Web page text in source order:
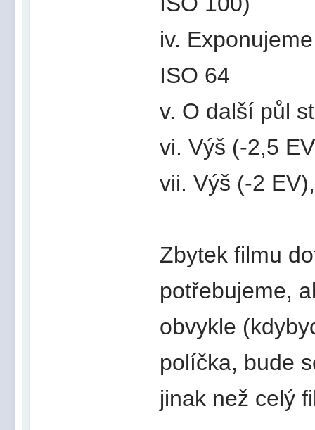
iv.
ISO 64
v. O další půl
vi. Výš (-2,5
vii. Výš (-2
Zbytek filmu
potřebujeme,
obvykle
políčka, bude
jinak než celý